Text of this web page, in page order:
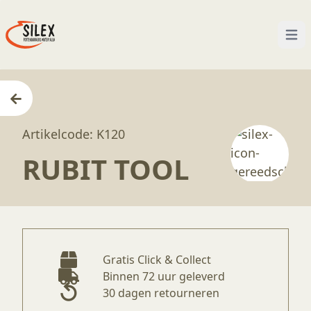
Artikelcode: K120
RUBIT TOOL
Gratis Click & Collect
Binnen 72 uur geleverd
30 dagen retourneren